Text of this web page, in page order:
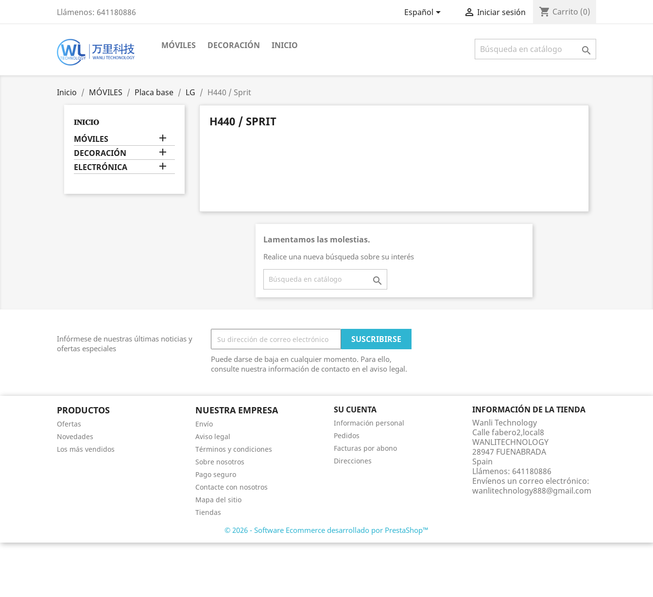
Llámenos: 641180886 Español  Iniciar sesión shopping_cart Carrito (0)
MÓVILES DECORACIÓN INICIO 
Inicio MÓVILES Placa base LG H440 / Sprit
𝐈𝐍𝐈𝐂𝐈𝐎
MÓVILES 
DECORACIÓN 
ELECTRÓNICA 
H440 / SPRIT
Lamentamos las molestias.
Realice una nueva búsqueda sobre su interés

Infórmese de nuestras últimas noticias y
ofertas especiales
Puede darse de baja en cualquier momento. Para ello,
consulte nuestra información de contacto en el aviso legal.
PRODUCTOS
Ofertas
Novedades
Los más vendidos
NUESTRA EMPRESA
Envío
Aviso legal
Términos y condiciones
Sobre nosotros
Pago seguro
Contacte con nosotros
Mapa del sitio
Tiendas
SU CUENTA
Información personal
Pedidos
Facturas por abono
Direcciones
INFORMACIÓN DE LA TIENDA
Wanli Technology
Calle fabero2,local8
WANLITECHNOLOGY
28947 FUENABRADA
Spain
Llámenos: 641180886
Envíenos un correo electrónico:
wanlitechnology888@gmail.com
© 2026 - Software Ecommerce desarrollado por PrestaShop™